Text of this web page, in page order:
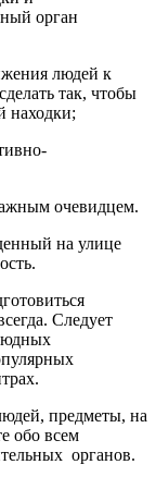
орган
людей к
так, чтобы
находки;
очевидцем.
на улице
Следует
предметы, на
обо всем
органов.